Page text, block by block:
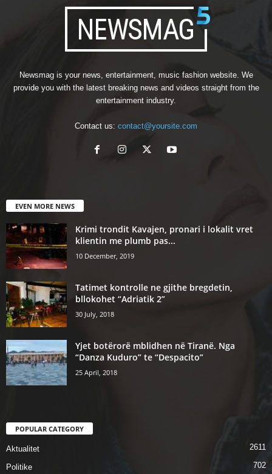
Newsmag is your news, entertainment, music fashion website. We
provide you with the latest breaking news and videos straight from the
entertainment industry.
Contact us: contact@yoursite.com
EVEN MORE NEWS
Krimi trondit Kavajen, pronari i lokalit vret
klientin me plumb pas...
10 December, 2019
Tatimet kontrolle ne gjithe bregdetin,
bllokohet “Adriatik 2”
30 July, 2018
Yjet botërorë mblidhen në Tiranë. Nga
“Danza Kuduro” te “Despacito”
25 April, 2018
POPULAR CATEGORY
Aktualitet 2611
Politike 702